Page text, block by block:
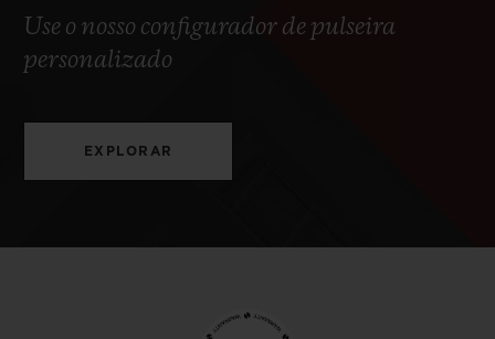
Use o nosso configurador de pulseira
personalizado
EXPLORAR